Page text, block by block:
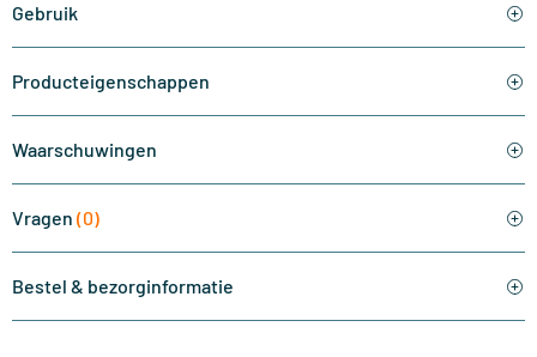
Gebruik
Producteigenschappen
Waarschuwingen
Vragen (0)
Bestel & bezorginformatie